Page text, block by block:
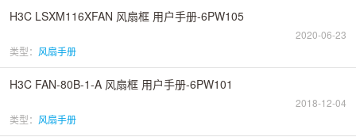
H3C LSXM116XFAN 风扇框 用户手册-6PW105
2020-06-23
类型： 风扇手册
H3C FAN-80B-1-A 风扇框 用户手册-6PW101
2018-12-04
类型： 风扇手册